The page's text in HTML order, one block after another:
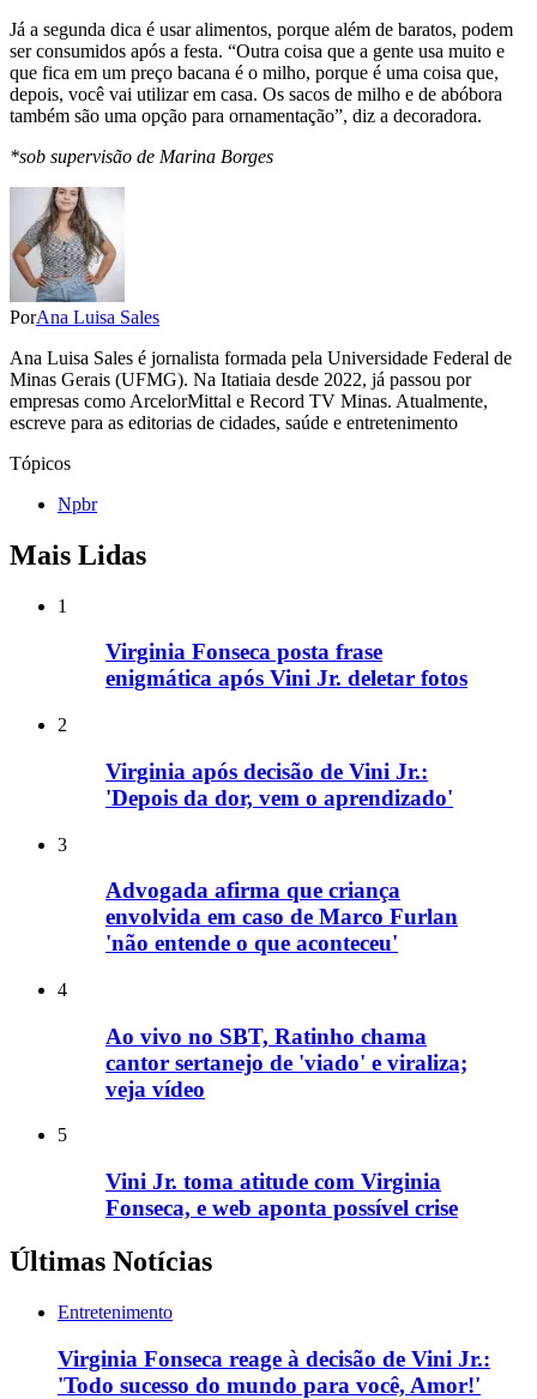
Já a segunda dica é usar alimentos, porque além de baratos, podem
ser consumidos após a festa. “Outra coisa que a gente usa muito e
que fica em um preço bacana é o milho, porque é uma coisa que,
depois, você vai utilizar em casa. Os sacos de milho e de abóbora
também são uma opção para ornamentação”, diz a decoradora.
*sob supervisão de Marina Borges
PorAna Luisa Sales
Ana Luisa Sales é jornalista formada pela Universidade Federal de
Minas Gerais (UFMG). Na Itatiaia desde 2022, já passou por
empresas como ArcelorMittal e Record TV Minas. Atualmente,
escreve para as editorias de cidades, saúde e entretenimento
Tópicos
Npbr
Mais Lidas
1
Virginia Fonseca posta frase
enigmática após Vini Jr. deletar fotos
2
Virginia após decisão de Vini Jr.:
'Depois da dor, vem o aprendizado'
3
Advogada afirma que criança
envolvida em caso de Marco Furlan
'não entende o que aconteceu'
4
Ao vivo no SBT, Ratinho chama
cantor sertanejo de 'viado' e viraliza;
veja vídeo
5
Vini Jr. toma atitude com Virginia
Fonseca, e web aponta possível crise
Últimas Notícias
Entretenimento
Virginia Fonseca reage à decisão de Vini Jr.:
'Todo sucesso do mundo para você, Amor!'